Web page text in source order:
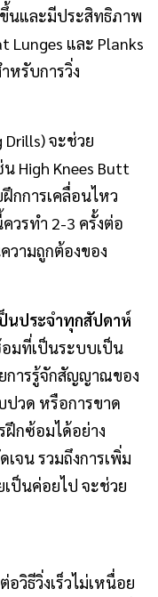
ขึ้นและมีประสิทธิภาพ
Lunges และ Planks
หรับการวิ่ง
จะช่วย
High Knees Butt
กการเคลื่อนไหว
วรทำ 2-3 ครั้งต่อ
วามถูกต้องของ
นประจำทุกสัปดาห์
อมที่เป็นระบบเป็น
การรู้จักสัญญาณของ
ปวด หรือการขาด
กซ้อมได้อย่าง
จน รวมถึงการเพิ่ม
ป็นค่อยไป จะช่วย
วิธีวิ่งเร็วไม่เหนื่อย